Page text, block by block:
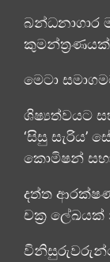
බන්ධනාගාර
කුමන්ත්‍රණයක්
මෙටා
ශිෂ්‍යත්වයට
‘සිසු සැරිය’
කොමිෂන්
දත්ත ආරක්ෂණ
චක්‍ර